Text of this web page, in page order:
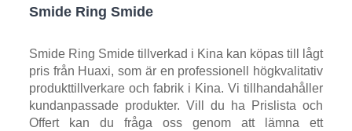
Smide Ring Smide
Smide Ring Smide tillverkad i Kina kan köpas till lågt
pris från Huaxi, som är en professionell högkvalitativ
produkttillverkare och fabrik i Kina. Vi tillhandahåller
kundanpassade produkter. Vill du ha Prislista och
Offert kan du fråga oss genom att lämna ett